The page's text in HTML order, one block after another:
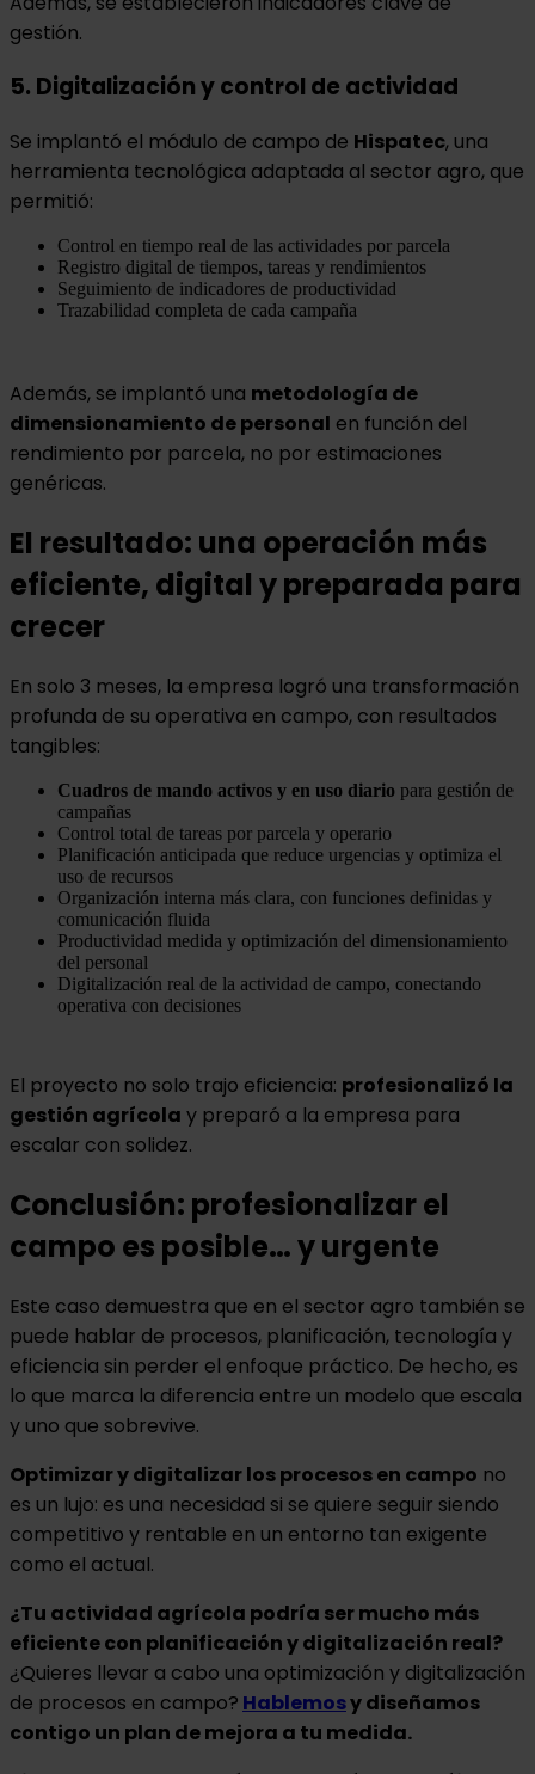
gestión.
5. Digitalización y control de actividad
Se implantó el módulo de campo de Hispatec, una
herramienta tecnológica adaptada al sector agro, que
permitió:
Control en tiempo real de las actividades por parcela
Registro digital de tiempos, tareas y rendimientos
Seguimiento de indicadores de productividad
Trazabilidad completa de cada campaña
Además, se implantó una metodología de
dimensionamiento de personal en función del
rendimiento por parcela, no por estimaciones
genéricas.
El resultado: una operación más
eficiente, digital y preparada para
crecer
En solo 3 meses, la empresa logró una transformación
profunda de su operativa en campo, con resultados
tangibles:
Cuadros de mando activos y en uso diario para gestión de
campañas
Control total de tareas por parcela y operario
Planificación anticipada que reduce urgencias y optimiza el
uso de recursos
Organización interna más clara, con funciones definidas y
comunicación fluida
Productividad medida y optimización del dimensionamiento
del personal
Digitalización real de la actividad de campo, conectando
operativa con decisiones
El proyecto no solo trajo eficiencia: profesionalizó la
gestión agrícola y preparó a la empresa para
escalar con solidez.
Conclusión: profesionalizar el
campo es posible… y urgente
Este caso demuestra que en el sector agro también se
puede hablar de procesos, planificación, tecnología y
eficiencia sin perder el enfoque práctico. De hecho, es
lo que marca la diferencia entre un modelo que escala
y uno que sobrevive.
Optimizar y digitalizar los procesos en campo no
es un lujo: es una necesidad si se quiere seguir siendo
competitivo y rentable en un entorno tan exigente
como el actual.
¿Tu actividad agrícola podría ser mucho más
eficiente con planificación y digitalización real?
¿Quieres llevar a cabo una optimización y digitalización
de procesos en campo? Hablemosy diseñamos
contigo un plan de mejora a tu medida.